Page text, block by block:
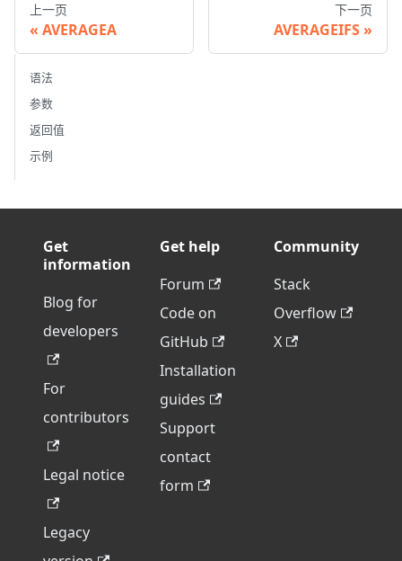
上一页
AVERAGEA
下一页
AVERAGEIFS
语法
参数
返回值
示例
Get
information
Blog for
developers
For
contributors
Legal notice
Legacy
Get help
Forum
Code on
GitHub
Installation
guides
Support
contact
form
Community
Stack
Overflow
X